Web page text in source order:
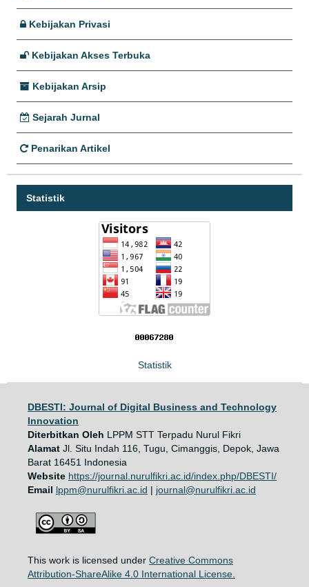
Kebijakan Privasi
Kebijakan Akses Terbuka
Kebijakan Arsip
Sejarah Jurnal
Penarikan Artikel
Statistik
Statistik
DBESTI: Journal of Digital Business and Technology
Innovation
Diterbitkan Oleh LPPM STT Terpadu Nurul Fikri
AlamatJl. Situ Indah 116, Tugu, Cimanggis, Depok, Jawa
Barat 16451 Indonesia
Website https://journal.nurulfikri.ac.id/index.php/DBESTI/
Email lppm@nurulfikri.ac.id | journal@nurulfikri.ac.id
This work is licensed under Creative Commons
Attribution-ShareAlike 4.0 International License.